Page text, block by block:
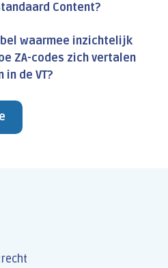
Content?
waarmee inzichtelijk
ZA-codes zich vertalen
de VT?